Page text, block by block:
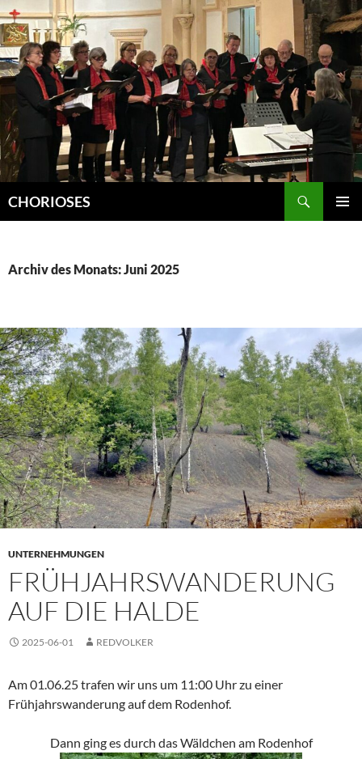
Zum
Inhalt
springen
CHORIOSES
Archiv des Monats: Juni 2025
UNTERNEHMUNGEN
FRÜHJAHRSWANDERUNG
AUF DIE HALDE
2025-06-01 REDVOLKER
Am 01.06.25 trafen wir uns um 11:00 Uhr zu einer
Frühjahrswanderung auf dem Rodenhof.
Dann ging es durch das Wäldchen am Rodenhof